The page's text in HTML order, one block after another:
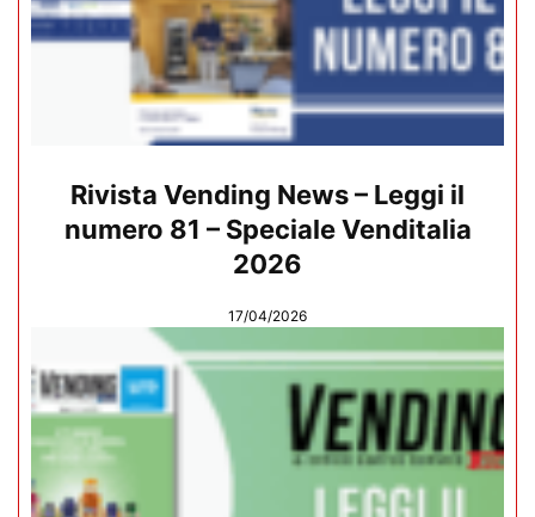
Rivista Vending News – Leggi il
numero 81 – Speciale Venditalia
2026
17/04/2026